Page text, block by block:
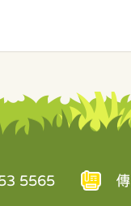
5565